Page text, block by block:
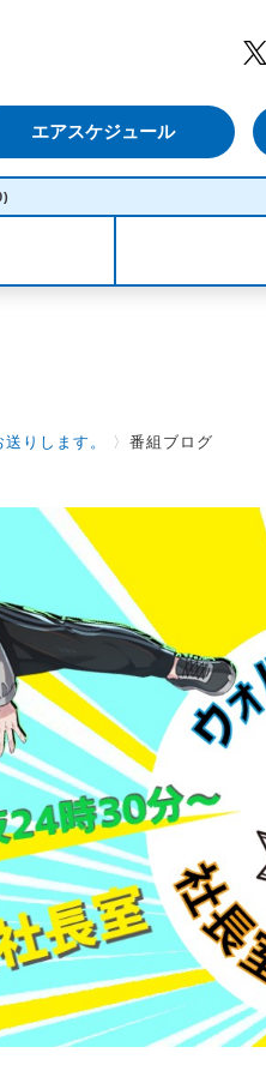
エアスケジュール
りします。 〉 番組ブログ